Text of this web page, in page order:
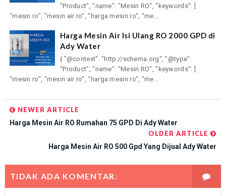
"Product", "name": "Mesin RO", "keywords": [
"mesin ro", "mesin air ro", "harga mesin ro", "me...
Harga Mesin Air Isi Ulang RO 2000 GPD di
Ady Water
{ "@context": "http://schema.org", "@type":
"Product", "name": "Mesin RO", "keywords": [
"mesin ro", "mesin air ro", "harga mesin ro", "me...
NEWER ARTICLE
Harga Mesin Air RO Rumahan 75 GPD Di Ady Water
OLDER ARTICLE
Harga Mesin Air RO 500 Gpd Yang Dijual Ady Water
TIDAK ADA KOMENTAR: